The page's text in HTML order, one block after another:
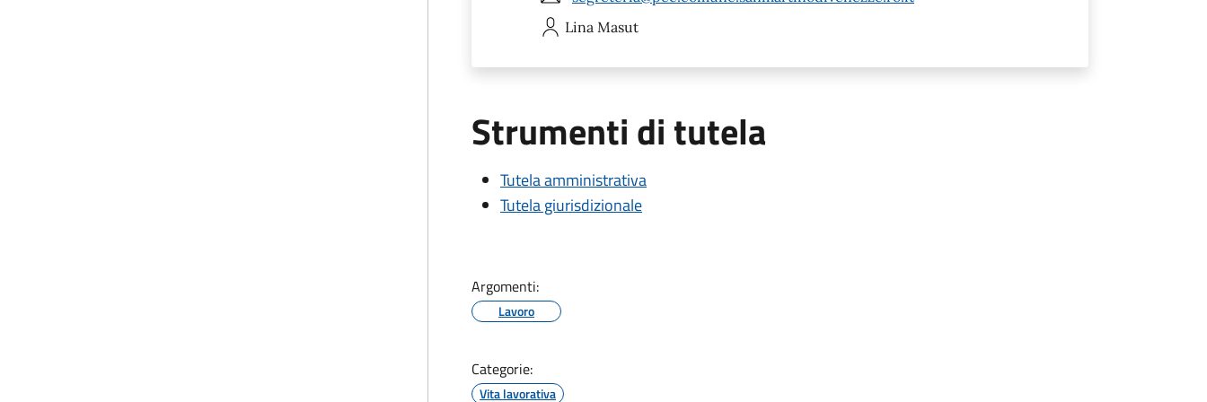
Lina Masut
Strumenti di tutela
Tutela amministrativa
Tutela giurisdizionale
Argomenti:
Lavoro
Categorie:
Vita lavorativa